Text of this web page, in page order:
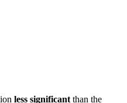
less significant than the